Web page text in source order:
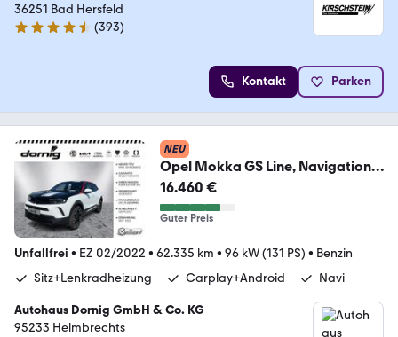
36251 Bad Hersfeld
4.7 Sterne
(393)
Kontakt Parken
NEU
Opel Mokka GS Line, Navigation,
Kamera
16.460 €
Guter Preis
Unfallfrei • EZ 02/2022 • 62.335 km • 96 kW (131 PS) • Benzin
Sitz+Lenkradheizung
Carplay+Android Navi
Autohaus Dornig GmbH & Co. KG
95233 Helmbrechts